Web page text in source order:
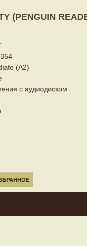
(PENGUIN
(A2)
с аудиодиском